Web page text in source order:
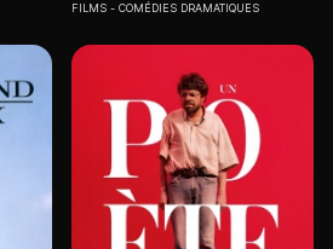
FILMS COMÉDIES DRAMATIQUES